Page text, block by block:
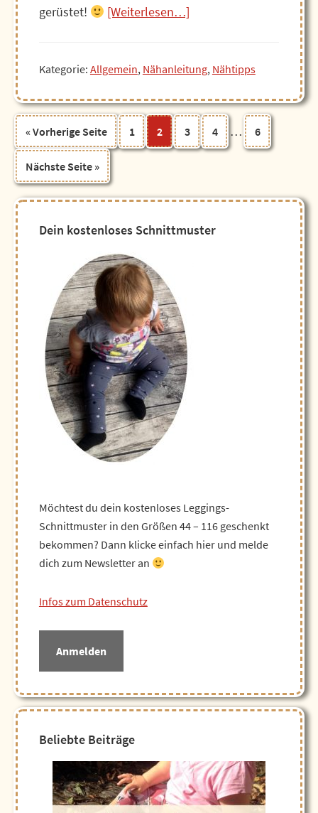
gerüstet!
[Weiterlesen…]
zu
So
gelingt
es
Kategorie: Allgemein, Nähanleitung, Nähtipps
« Vorherige Seiteaufrufen
Seite
1 Seite
2 Seite
3 Seite
4
Weggelassene
Zwischenseiten
… Seite
6
Nächste Seite aufrufen
»
Seitenspalte
Dein kostenloses Schnittmuster
Möchtest du dein kostenloses Leggings-
Schnittmuster in den Größen 44 – 116 geschenkt
bekommen? Dann klicke einfach hier und melde
dich zum Newsletter an
Infos zum Datenschutz
Anmelden
Beliebte Beiträge